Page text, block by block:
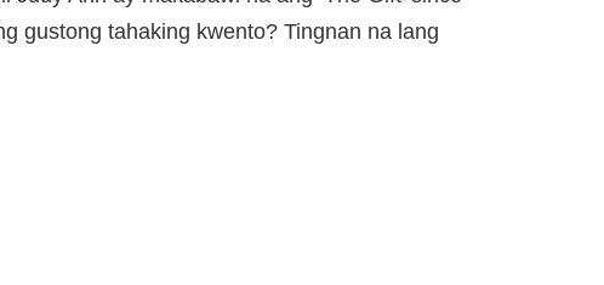
gustong tahaking kwento? Tingnan na lang